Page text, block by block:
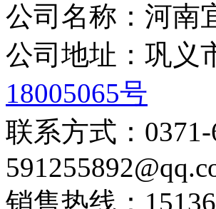
公司名称：河南
公司地址：巩
18005065号
联系方式：
销售热线：